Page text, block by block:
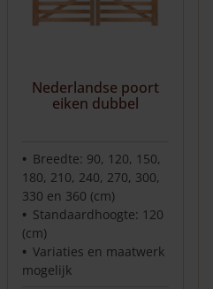
Nederlandse poort
eiken dubbel
Breedte: 90, 120, 150,
180, 210, 240, 270, 300,
330 en 360 (cm)
Standaardhoogte: 120
(cm)
Variaties en maatwerk
mogelijk